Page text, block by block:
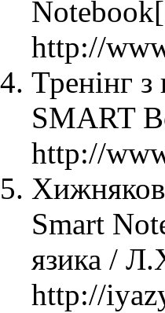
http://
Тренінг з
SMART
http://
Smart
язика /
http://